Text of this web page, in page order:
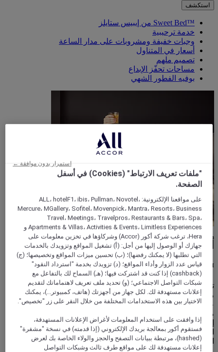
استكشف
™Sweet Bed من إيبيس ستايلز
خدمة ترحيبية
وجبات خفيفة ومشروبات على مدار الساعة
أسعار في المتناول
تصميم ملهم
مساحات تحفّز الإبداع
بوفيه الفطور الشهي
أسرّة مصممة لأحلام سعيدة
™Sweet Bed من إيبيس
تبدأ الأيام وتنتهي بأروع التجارب المريحة على سرير ™Sweet Bed
من إيبيس، ملاذك التي يفتح أبوابه حصراً في فنادقنا ويحملك إلى
عالم من الاسترخاء وسط السُحب. تم تصميم جميع عناصره مع
مراعاة أدق التفاصيل، من القاعدة المرنة الممتصة للحركة وصولاً
إلى الفراش عالي التقنية الذي يحتضن جسمك ويتلاءم معه. يضيف
الغطاء الناعم كالريش والمفروشات عالية الجودة اللمسات الأخيرة
التي تكتمل معها روعة إقامتك.
"ملفات تعريف الارتباط" (Cookies) في أسفل
الصفحة.
على مواقعنا الإلكترونية: ALL، hotelF1، ibis، Pullman، Novotel،
Mercure، MGallery، Sofitel، Movenpick، Mantra، Resorts، Business
Travel، Meetings، Travelpros، Restaurants & Bars، Spa،
Apartments & Villas، Activities & Events، Limitless Experiences و
Hera، ترغب شركة أكور (Accor) وشركاؤها في تخزين معلومات على
جهازك أو الوصول إليها من أجل: (أ) تشغيل المواقع وتزويدك بالخدمات
التي تطلبها (لا يمكنك رفضها)؛ (ب) تحسين ميزات المواقع وتخصيصها؛ (ج)
قياس عدد الزوار وأداء المواقع؛ (د) تزويدك بخدمة "استرداد النقود"
(cashback) إذا كنت قد اشتركت فيها؛ (هـ) السماح لك بالتفاعل مع
شبكات التواصل الاجتماعي؛ (و) تحديد ملف تعريف لاهتماماتك لتقديم
إعلانات مستهدفة لك. لكل جهاز من أجهزتك (هاتف، كمبيوتر...)، يمكنك
الاختيار بين هذه الاستخدامات المختلفة من خلال النقر على زر "تخصيص".
إذا وافقت على استخدام المعلومات لأغراض الإعلانات المستهدفة،
فستقوم أكور بمعالجة بريدك الإلكتروني (إذا قدمته) في نسخة "مشفرة"
(hashed)، مرتبطة ببيانات التصفح والحجز والولاء الخاصة بك لعرض
إعلانات مستهدفة لك على مواقع طرف ثالث وشبكات التواصل
استمرار بدون موافقة ←